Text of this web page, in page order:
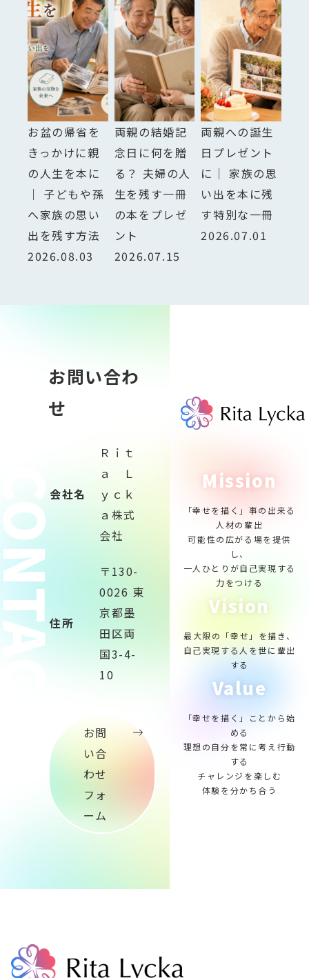
お盆の帰省を
きっかけに親
の人生を本に
｜ 子どもや孫
へ家族の思い
出を残す方法
2026.08.03
両親の結婚記
念日に何を贈
る？ 夫婦の人
生を残す一冊
の本をプレゼ
ント
2026.07.15
両親への誕生
日プレゼント
に｜ 家族の思
い出を本に残
す特別な一冊
2026.07.01
お問い合わ
せ
会社名
Ｒｉｔ
ａ Ｌ
ｙｃｋ
ａ株式
会社
住所
〒130-
0026 東
京都墨
田区両
国3-4-
10
お問
い合
わせ
フォ
ーム
Mission
「幸せを描く」事の出来る
人材の輩出
可能性の広がる場を提供
し、
一人ひとりが自己実現する
力をつける
Vision
最大限の「幸せ」を描き、
自己実現する人を世に輩出
する
Value
「幸せを描く」ことから始
める
理想の自分を常に考え行動
する
チャレンジを楽しむ
体験を分かち合う